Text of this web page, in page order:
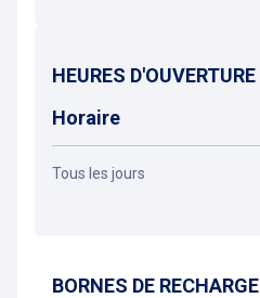
HEURES D'OUVERTURE
Horaire
Tous les jours
BORNES DE RECHARGE